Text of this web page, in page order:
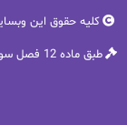
ثمین سرابی
کلیه حقوق این
طبق ماده